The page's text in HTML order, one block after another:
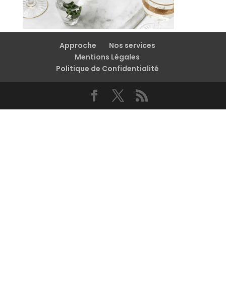
Approche
Nos services
Mentions Légales
Politique de Confidentialité